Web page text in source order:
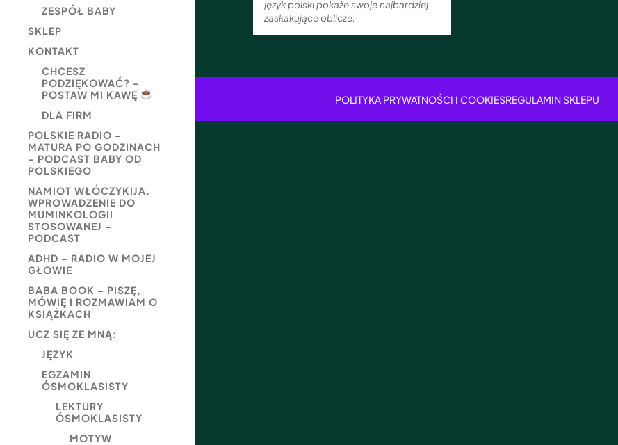
ZESPÓŁ BABY
SKLEP
KONTAKT
CHCESZ
PODZIĘKOWAĆ? –
POSTAW MI KAWĘ
DLA FIRM
POLSKIE RADIO –
MATURA PO GODZINACH
– PODCAST BABY OD
POLSKIEGO
NAMIOT WŁÓCZYKIJA.
WPROWADZENIE DO
MUMINKOLOGII
STOSOWANEJ –
PODCAST
ADHD – RADIO W MOJEJ
GŁOWIE
BABA BOOK – PISZĘ,
MÓWIĘ I ROZMAWIAM O
KSIĄŻKACH
UCZ SIĘ ZE MNĄ:
JĘZYK
EGZAMIN
ÓSMOKLASISTY
LEKTURY
ÓSMOKLASISTY
MOTYW
język polski pokaże swoje najbardziej
zaskakujące oblicze.
POLITYKA PRYWATNOŚCI I COOKIESREGULAMIN SKLEPU